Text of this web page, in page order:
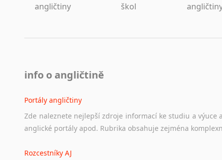
angličtiny
škol
info o angličtině
Portály angličtiny
Zde naleznete nejlepší zdroje informací ke studiu a výuce
anglické portály apod. Rubrika obsahuje zejména
Rozcestníky AJ